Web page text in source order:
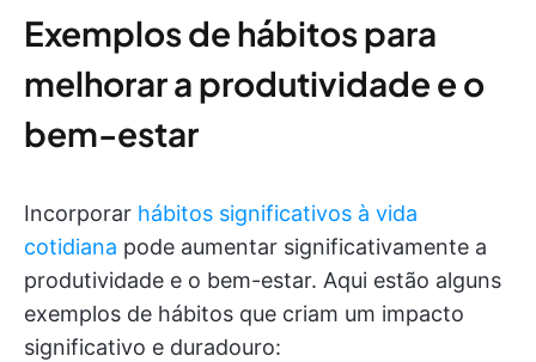
Exemplos de hábitos para
melhorar a produtividade e o
bem-estar
Incorporar hábitos significativos à vida
cotidiana pode aumentar significativamente a
produtividade e o bem-estar. Aqui estão alguns
exemplos de hábitos que criam um impacto
significativo e duradouro: